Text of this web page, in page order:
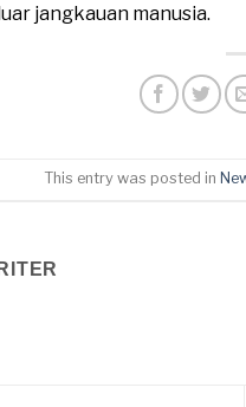
jangkauan manusia.
This entry was posted in